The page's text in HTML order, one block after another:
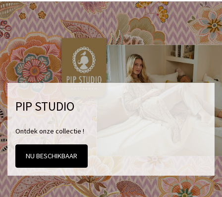
PIP STUDIO
Ontdek onze collectie !
NU BESCHIKBAAR